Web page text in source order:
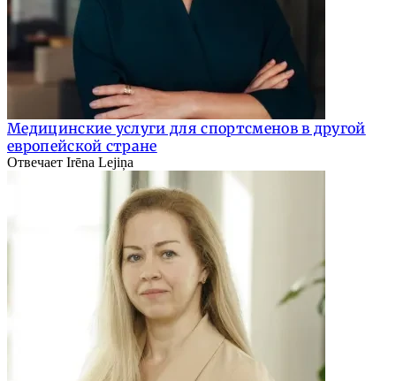
Медицинские услуги для спортсменов в другой
европейской стране
Отвечает Irēna Lejiņa